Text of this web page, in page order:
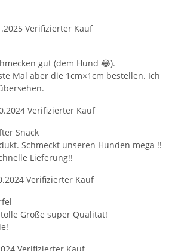
Verifizierter Kauf
gut (dem Hund 😂).
Mal aber die 1cm×1cm bestellen. Ich
Verifizierter Kauf
Snack
Schmeckt unseren Hunden mega !!
Lieferung!!
Verifizierter Kauf
Größe super Qualität!